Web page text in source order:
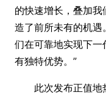
的快速增长，叠加
造了前所未有的机
们在可靠地实现下
有独特优势。”
此次发布正值